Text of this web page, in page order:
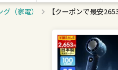
（家電）